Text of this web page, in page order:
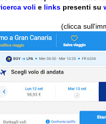
voli e links presenti su
(clicca